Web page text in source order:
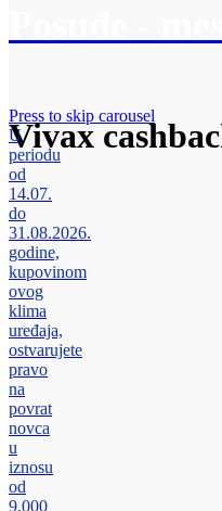
Vivax
Press to skip carousel
U
periodu
od
14.07.
do
31.08.2026.
godine,
kupovinom
ovog
klima
uređaja,
ostvarujete
pravo
na
povrat
novca
u
iznosu
od
9.000